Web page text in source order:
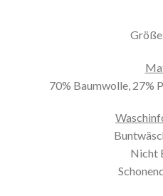
70% Baumwolle, 27%
Nicht